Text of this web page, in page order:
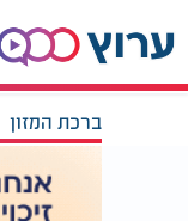
ברכת המזון